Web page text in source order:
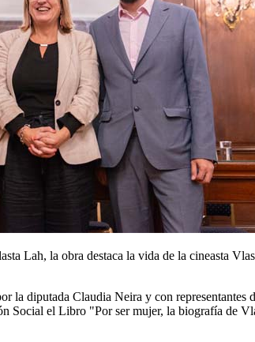
Lah, la obra destaca la vida de la cineasta
la diputada Claudia Neira y con
Social el Libro "Por ser mujer, la biografía de